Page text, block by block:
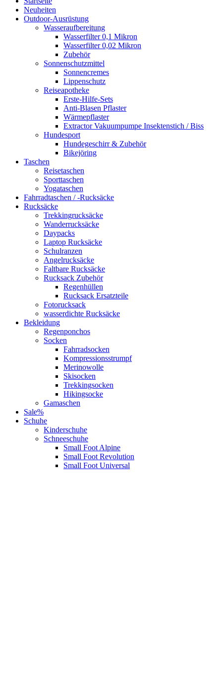
Neuheiten
Outdoor-Ausrüstung
Wasseraufbereitung
Wasserfilter 0,1 Mikron
Wasserfilter 0,02 Mikron
Zubehör
Sonnenschutzmittel
Sonnencremes
Lippenschutz
Reiseapotheke
Erste-Hilfe-Sets
Anti-Blasen Pflaster
Wärmepflaster
Extractor Vakuumpumpe Insektenstich / Biss
Hundesport
Hundegeschirr & Zubehör
Bikejöring
Taschen
Reisetaschen
Sporttaschen
Yogataschen
Fahrradtaschen / -Rucksäcke
Rucksäcke
Trekkingrucksäcke
Wanderrucksäcke
Daypacks
Laptop Rucksäcke
Schulranzen
Angelrucksäcke
Faltbare Rucksäcke
Rucksack Zubehör
Regenhüllen
Rucksack Ersatzteile
Fotorucksack
wasserdichte Rucksäcke
Bekleidung
Regenponchos
Socken
Fahrradsocken
Kompressionsstrumpf
Merinowolle
Skisocken
Trekkingsocken
Hikingsocke
Gamaschen
Sale%
Schuhe
Kinderschuhe
Schneeschuhe
Small Foot Alpine
Small Foot Revolution
Small Foot Universal